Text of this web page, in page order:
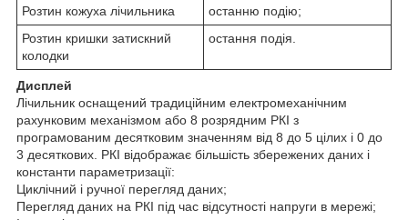
Розтин кожуха лічильника
останню подію;
Розтин кришки затискний
колодки
остання подія.
Дисплей
Лічильник оснащений традиційним електромеханічним
рахунковим механізмом або 8 розрядним РКІ з
програмованим десятковим значенням від 8 до 5 цілих і 0 до
3 десяткових. РКІ відображає більшість збережених даних і
константи параметризації:
Циклічний і ручної перегляд даних;
Перегляд даних на РКІ під час відсутності напруги в мережі;